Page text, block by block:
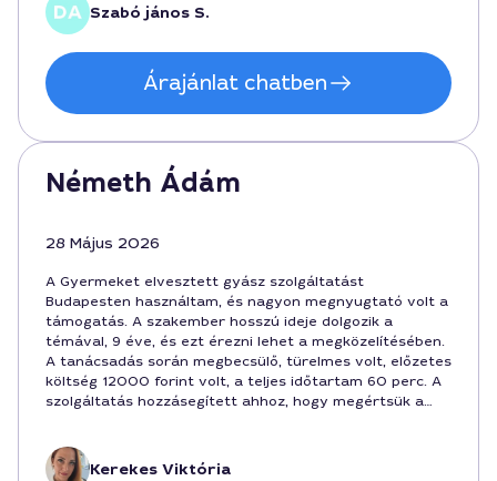
Szabó jános S.
Árajánlat chatben
Németh Ádám
28 Május 2026
A Gyermeket elvesztett gyász szolgáltatást
Budapesten használtam, és nagyon megnyugtató volt a
támogatás. A szakember hosszú ideje dolgozik a
témával, 9 éve, és ezt érezni lehet a megközelítésében.
A tanácsadás során megbecsülő, türelmes volt, előzetes
költség 12000 forint volt, a teljes időtartam 60 perc. A
szolgáltatás hozzásegített ahhoz, hogy megértsük a
részletet körültekintően kezeltek.
Kerekes Viktória